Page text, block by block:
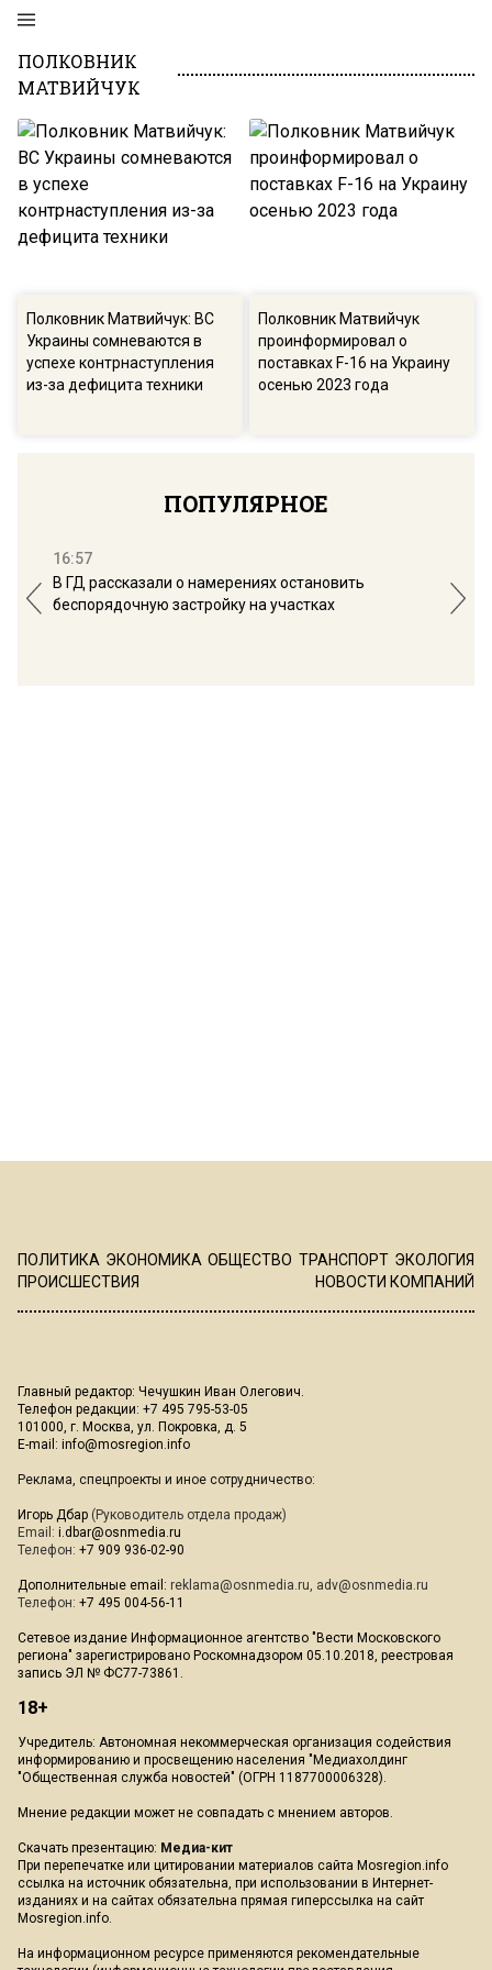
ПОЛКОВНИК
МАТВИЙЧУК
Полковник Матвийчук: ВС
Украины сомневаются в
успехе контрнаступления
из-за дефицита техники
Полковник Матвийчук
проинформировал о
поставках F-16 на Украину
осенью 2023 года
ПОПУЛЯРНОЕ
16:57
В ГД рассказали о намерениях остановить
беспорядочную застройку на участках
ПОЛИТИКА ЭКОНОМИКА ОБЩЕСТВО ТРАНСПОРТ ЭКОЛОГИЯ
ПРОИСШЕСТВИЯ
НОВОСТИ КОМПАНИЙ
Главный редактор: Чечушкин Иван Олегович.
Телефон редакции: +7 495 795-53-05
101000, г. Москва, ул. Покровка, д. 5
E-mail: info@mosregion.info
Реклама, спецпроекты и иное сотрудничество:
Игорь Дбар (Руководитель отдела продаж)
Email: i.dbar@osnmedia.ru
Телефон: +7 909 936-02-90
Дополнительные email: reklama@osnmedia.ru, adv@osnmedia.ru
Телефон: +7 495 004-56-11
Сетевое издание Информационное агентство "Вести Московского
региона" зарегистрировано Роскомнадзором 05.10.2018, реестровая
запись ЭЛ № ФС77-73861.
18+
Учредитель: Автономная некоммерческая организация содействия
информированию и просвещению населения "Медиахолдинг
"Общественная служба новостей" (ОГРН 1187700006328).
Мнение редакции может не совпадать с мнением авторов.
Скачать презентацию: Медиа-кит
При перепечатке или цитировании материалов сайта Mosregion.info
ссылка на источник обязательна, при использовании в Интернет-
изданиях и на сайтах обязательна прямая гиперссылка на сайт
Mosregion.info.
На информационном ресурсе применяются рекомендательные